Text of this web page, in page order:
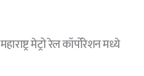
मेट्रो रेल कॉर्पोरेशन मध्ये